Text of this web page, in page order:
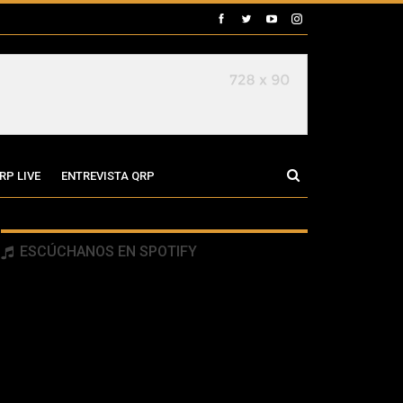
LIVE ENTREVISTA QRP
ESCÚCHANOS EN SPOTIFY